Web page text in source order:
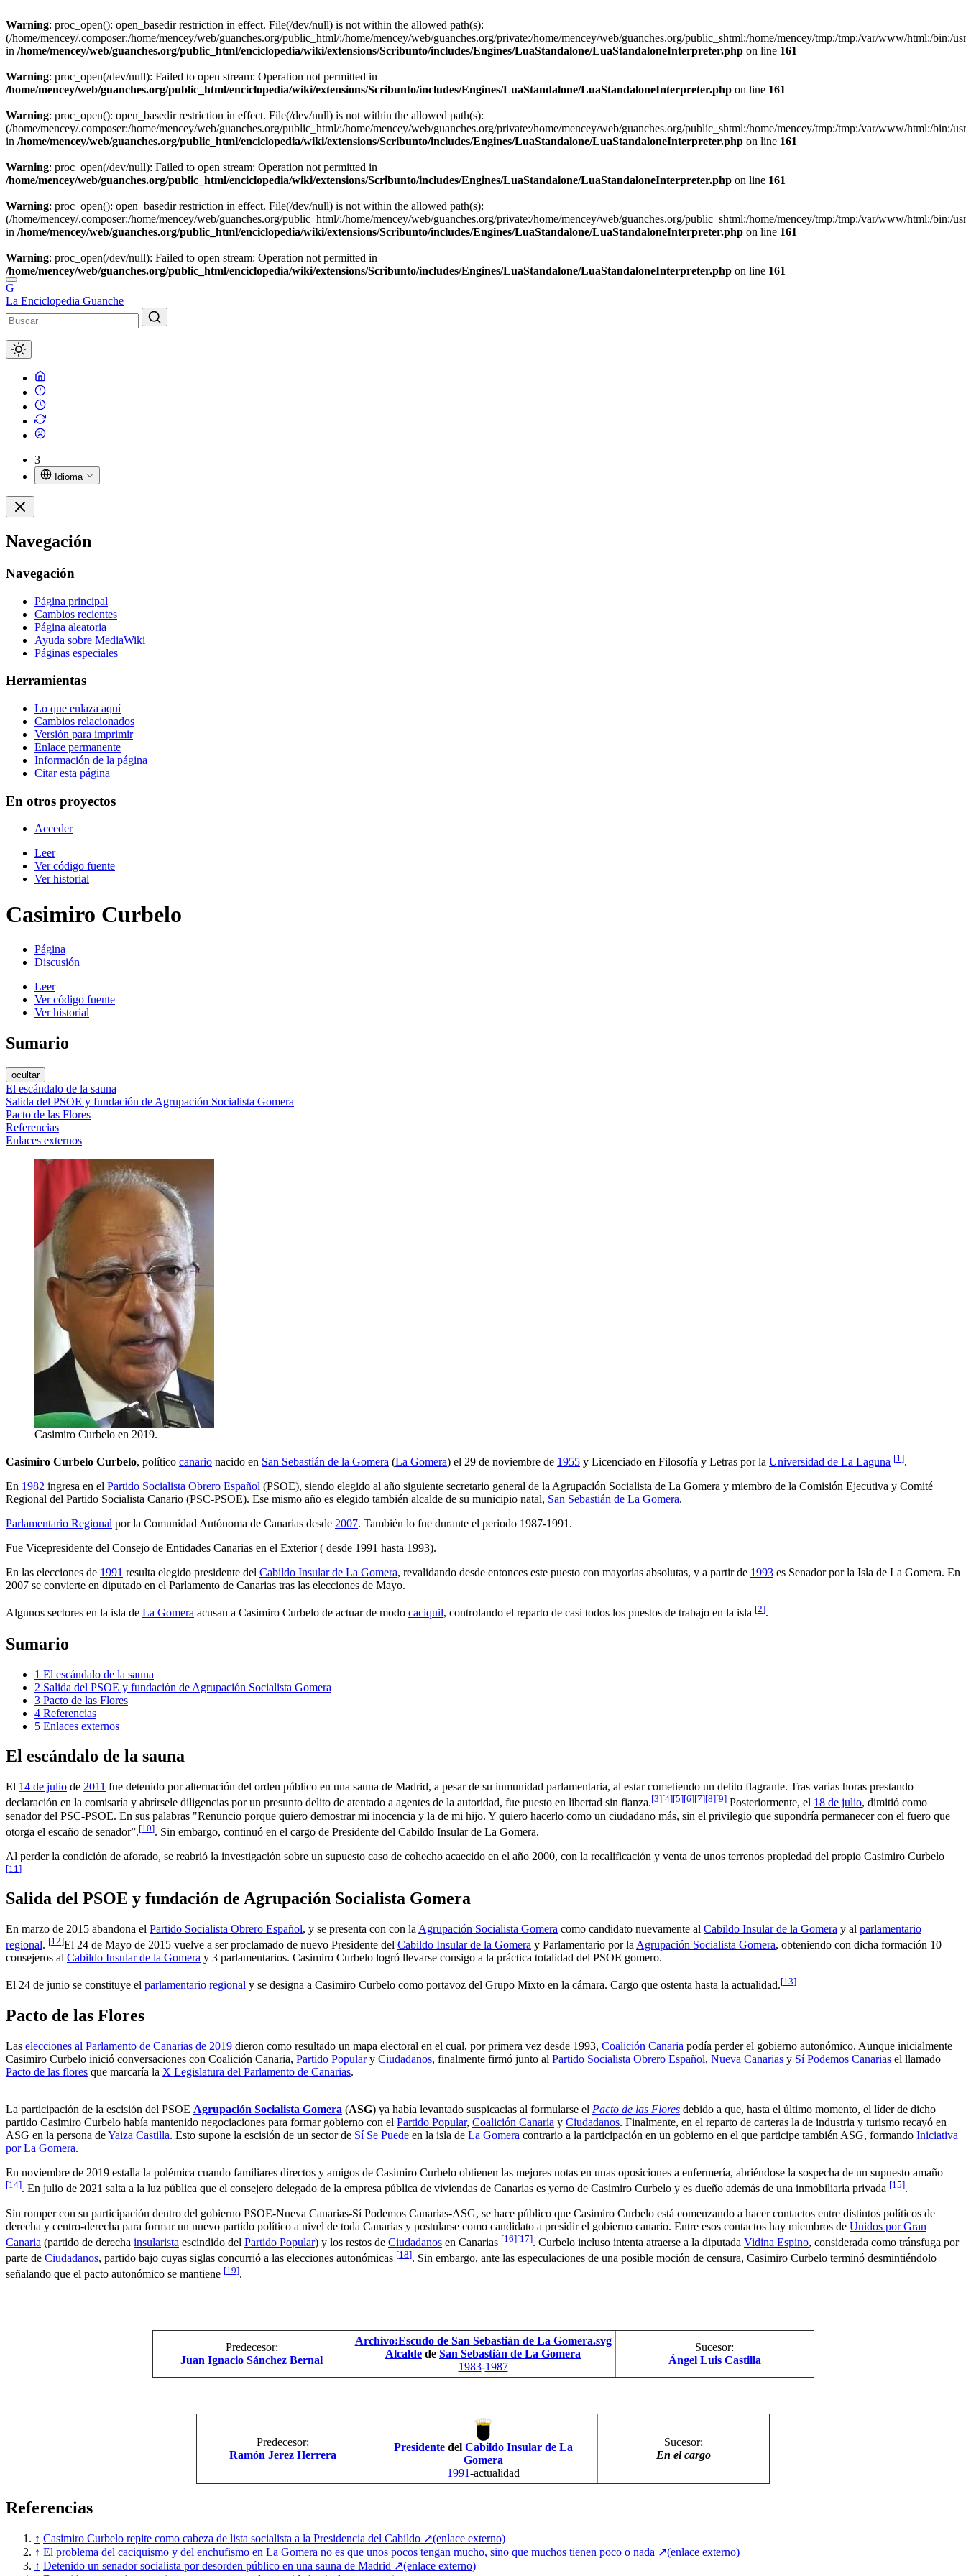
Warning: proc_open(): open_basedir restriction in effect. File(/dev/null) is not within the allowed path(s):
(/home/mencey/.composer:/home/mencey/web/guanches.org/public_html/:/home/mencey/web/guanches.org/private:/home/mencey/web/guanches.org/public_shtml:/home/mencey/tmp:/tmp:/var/www/html:/bin:/
in /home/mencey/web/guanches.org/public_html/enciclopedia/wiki/extensions/Scribunto/includes/Engines/LuaStandalone/LuaStandaloneInterpreter.php on line 161
Warning: proc_open(/dev/null): Failed to open stream: Operation not permitted in
/home/mencey/web/guanches.org/public_html/enciclopedia/wiki/extensions/Scribunto/includes/Engines/LuaStandalone/LuaStandaloneInterpreter.php on line 161
Warning: proc_open(): open_basedir restriction in effect. File(/dev/null) is not within the allowed path(s):
(/home/mencey/.composer:/home/mencey/web/guanches.org/public_html/:/home/mencey/web/guanches.org/private:/home/mencey/web/guanches.org/public_shtml:/home/mencey/tmp:/tmp:/var/www/html:/bin:/
in /home/mencey/web/guanches.org/public_html/enciclopedia/wiki/extensions/Scribunto/includes/Engines/LuaStandalone/LuaStandaloneInterpreter.php on line 161
Warning: proc_open(/dev/null): Failed to open stream: Operation not permitted in
/home/mencey/web/guanches.org/public_html/enciclopedia/wiki/extensions/Scribunto/includes/Engines/LuaStandalone/LuaStandaloneInterpreter.php on line 161
Warning: proc_open(): open_basedir restriction in effect. File(/dev/null) is not within the allowed path(s):
(/home/mencey/.composer:/home/mencey/web/guanches.org/public_html/:/home/mencey/web/guanches.org/private:/home/mencey/web/guanches.org/public_shtml:/home/mencey/tmp:/tmp:/var/www/html:/bin:/
in /home/mencey/web/guanches.org/public_html/enciclopedia/wiki/extensions/Scribunto/includes/Engines/LuaStandalone/LuaStandaloneInterpreter.php on line 161
Warning: proc_open(/dev/null): Failed to open stream: Operation not permitted in
/home/mencey/web/guanches.org/public_html/enciclopedia/wiki/extensions/Scribunto/includes/Engines/LuaStandalone/LuaStandaloneInterpreter.php on line 161
G
La Enciclopedia Guanche
3
Idioma
Navegación
Navegación
Página principal
Cambios recientes
Página aleatoria
Ayuda sobre MediaWiki
Páginas especiales
Herramientas
Lo que enlaza aquí
Cambios relacionados
Versión para imprimir
Enlace permanente
Información de la página
Citar esta página
En otros proyectos
Acceder
Leer
Ver código fuente
Ver historial
Casimiro Curbelo
Página
Discusión
Leer
Ver código fuente
Ver historial
Sumario
ocultar
El escándalo de la sauna
Salida del PSOE y fundación de Agrupación Socialista Gomera
Pacto de las Flores
Referencias
Enlaces externos
Casimiro Curbelo en 2019.
Casimiro Curbelo Curbelo, político canario nacido en San Sebastián de la Gomera (La Gomera) el 29 de noviembre de 1955 y Licenciado en Filosofía y Letras por la Universidad de La Laguna [1].
En 1982 ingresa en el Partido Socialista Obrero Español (PSOE), siendo elegido al año siguiente secretario general de la Agrupación Socialista de La Gomera y miembro de la Comisión Ejecutiva y Comité
Regional del Partido Socialista Canario (PSC-PSOE). Ese mismo año es elegido también alcalde de su municipio natal, San Sebastián de La Gomera.
Parlamentario Regional por la Comunidad Autónoma de Canarias desde 2007. También lo fue durante el periodo 1987-1991.
Fue Vicepresidente del Consejo de Entidades Canarias en el Exterior ( desde 1991 hasta 1993).
En las elecciones de 1991 resulta elegido presidente del Cabildo Insular de La Gomera, revalidando desde entonces este puesto con mayorías absolutas, y a partir de 1993 es Senador por la Isla de La Gomera. En
2007 se convierte en diputado en el Parlamento de Canarias tras las elecciones de Mayo.
Algunos sectores en la isla de La Gomera acusan a Casimiro Curbelo de actuar de modo caciquil, controlando el reparto de casi todos los puestos de trabajo en la isla [2].
Sumario
1 El escándalo de la sauna
2 Salida del PSOE y fundación de Agrupación Socialista Gomera
3 Pacto de las Flores
4 Referencias
5 Enlaces externos
El escándalo de la sauna
El 14 de julio de 2011 fue detenido por alternación del orden público en una sauna de Madrid, a pesar de su inmunidad parlamentaria, al estar cometiendo un delito flagrante. Tras varias horas prestando
declaración en la comisaría y abrírsele diligencias por un presunto delito de atentado a agentes de la autoridad, fue puesto en libertad sin fianza.[3][4][5][6][7][8][9] Posteriormente, el 18 de julio, dimitió como
senador del PSC-PSOE. En sus palabras "Renuncio porque quiero demostrar mi inocencia y la de mi hijo. Y quiero hacerlo como un ciudadano más, sin el privilegio que supondría permanecer con el fuero que
otorga el escaño de senador”.[10]. Sin embargo, continuó en el cargo de Presidente del Cabildo Insular de La Gomera.
Al perder la condición de aforado, se reabrió la investigación sobre un supuesto caso de cohecho acaecido en el año 2000, con la recalificación y venta de unos terrenos propiedad del propio Casimiro Curbelo
[11]
Salida del PSOE y fundación de Agrupación Socialista Gomera
En marzo de 2015 abandona el Partido Socialista Obrero Español, y se presenta con con la Agrupación Socialista Gomera como candidato nuevamente al Cabildo Insular de la Gomera y al parlamentario
regional. [12]El 24 de Mayo de 2015 vuelve a ser proclamado de nuevo Presidente del Cabildo Insular de la Gomera y Parlamentario por la Agrupación Socialista Gomera, obteniendo con dicha formación 10
consejeros al Cabildo Insular de la Gomera y 3 parlamentarios. Casimiro Curbelo logró llevarse consigo a la práctica totalidad del PSOE gomero.
El 24 de junio se constituye el parlamentario regional y se designa a Casimiro Curbelo como portavoz del Grupo Mixto en la cámara. Cargo que ostenta hasta la actualidad.[13]
Pacto de las Flores
Las elecciones al Parlamento de Canarias de 2019 dieron como resultado un mapa electoral en el cual, por primera vez desde 1993, Coalición Canaria podía perder el gobierno autonómico. Aunque inicialmente
Casimiro Curbelo inició conversaciones con Coalición Canaria, Partido Populary Ciudadanos, finalmente firmó junto al Partido Socialista Obrero Español, Nueva Canarias y Sí Podemos Canarias el llamado
Pacto de las flores que marcaría la X Legislatura del Parlamento de Canarias.
La participación de la escisión del PSOE Agrupación Socialista Gomera (ASG) ya había levantado suspicacias al formularse el Pacto de las Flores debido a que, hasta el último momento, el líder de dicho
partido Casimiro Curbelo había mantenido negociaciones para formar gobierno con el Partido Popular, Coalición Canaria y Ciudadanos. Finalmente, en el reparto de carteras la de industria y turismo recayó en
ASG en la persona deYaiza Castilla. Esto supone la escisión de un sector de Sí Se Puede en la isla de La Gomera contrario a la participación en un gobierno en el que participe también ASG, formando Iniciativa
por La Gomera.
En noviembre de 2019 estalla la polémica cuando familiares directos y amigos de Casimiro Curbelo obtienen las mejores notas en unas oposiciones a enfermería, abriéndose la sospecha de un supuesto amaño
[14]. En julio de 2021 salta a la luz pública que el consejero delegado de la empresa pública de viviendas de Canarias es yerno de Casimiro Curbelo y es dueño además de una inmobiliaria privada [15].
Sin romper con su participación dentro del gobierno PSOE-Nueva Canarias-Sí Podemos Canarias-ASG, se hace público que Casimiro Curbelo está comenzando a hacer contactos entre distintos políticos de
derecha y centro-derecha para formar un nuevo partido político a nivel de toda Canarias y postularse como candidato a presidir el gobierno canario. Entre esos contactos hay miembros de Unidos por Gran
Canaria (partido de derecha insularista escindido del Partido Popular) y los restos de Ciudadanos en Canarias [16][17]. Curbelo incluso intenta atraerse a la diputada Vidina Espino, considerada como tránsfuga por
parte de Ciudadanos, partido bajo cuyas siglas concurrió a las elecciones autonómicas [18]. Sin embargo, ante las especulaciones de una posible moción de censura, Casimiro Curbelo terminó desmintiéndolo
señalando que el pacto autonómico se mantiene [19].
Predecesor:
Juan Ignacio Sánchez Bernal
Archivo:Escudo de San Sebastián de La Gomera.svg
Alcalde de San Sebastián de La Gomera
1983-1987
Sucesor:
Ángel Luis Castilla
Predecesor:
Ramón Jerez Herrera
Presidente del Cabildo Insular de La
Gomera
1991-actualidad
Sucesor:
En el cargo
Referencias
↑ Casimiro Curbelo repite como cabeza de lista socialista a la Presidencia del Cabildo ↗(enlace externo)
↑ El problema del caciquismo y del enchufismo en La Gomera no es que unos pocos tengan mucho, sino que muchos tienen poco o nada ↗(enlace externo)
↑ Detenido un senador socialista por desorden público en una sauna de Madrid ↗(enlace externo)